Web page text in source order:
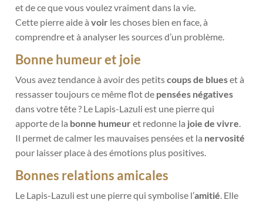
et de ce que vous voulez vraiment dans la vie.
Cette pierre aide àvoir les choses bien en face, à
comprendre et à analyser les sources d’un problème.
Bonne humeur et joie
Vous avez tendance à avoir des petitscoups de blueset à
ressasser toujours ce même flot de pensées négatives
dans votre tête ? Le Lapis-Lazuli est une pierre qui
apporte de la bonne humeuret redonne la joie de vivre.
Il permet de calmer les mauvaises pensées et la nervosité
pour laisser place à des émotions plus positives.
Bonnes relations amicales
Le Lapis-Lazuli est une pierre qui symbolise l’amitié. Elle